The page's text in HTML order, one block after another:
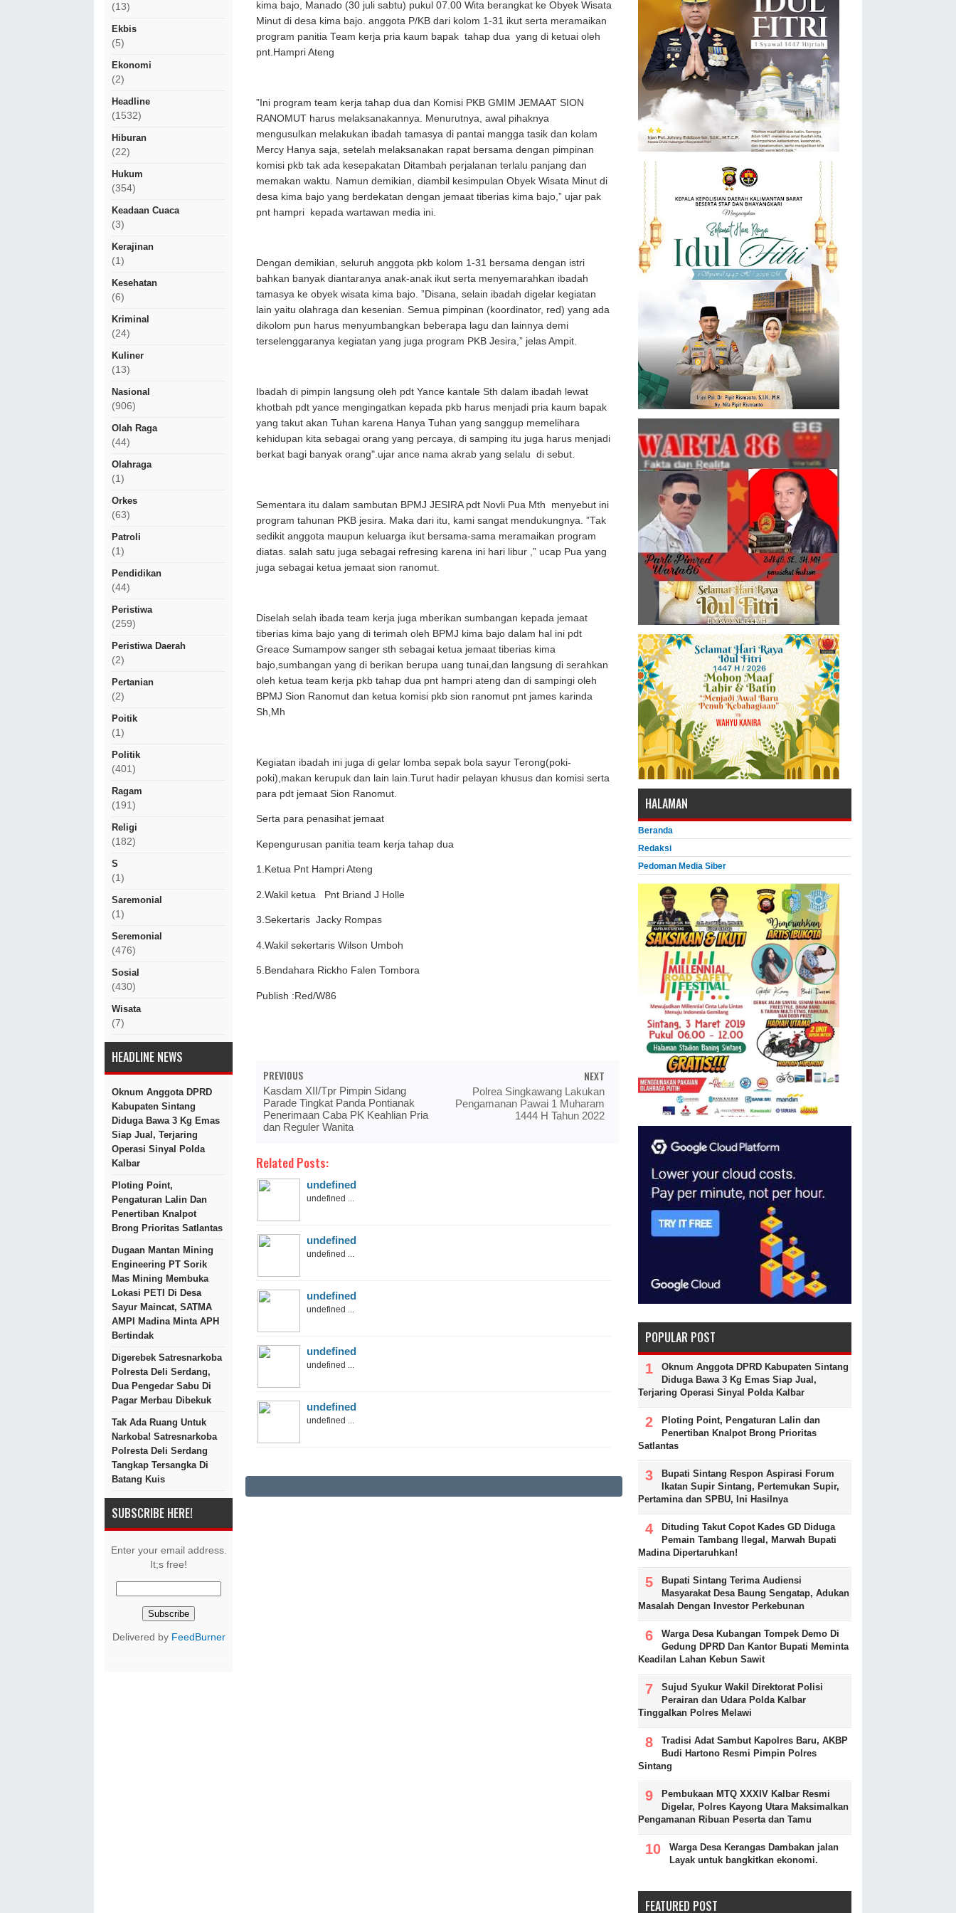
(13)
Ekbis
(5)
Ekonomi
(2)
Headline
(1532)
Hiburan
(22)
Hukum
(354)
Keadaan Cuaca
(3)
Kerajinan
(1)
Kesehatan
(6)
Kriminal
(24)
Kuliner
(13)
Nasional
(906)
Olah Raga
(44)
Olahraga
(1)
Orkes
(63)
Patroli
(1)
Pendidikan
(44)
Peristiwa
(259)
Peristiwa Daerah
(2)
Pertanian
(2)
Poitik
(1)
Politik
(401)
Ragam
(191)
Religi
(182)
S
(1)
Saremonial
(1)
Seremonial
(476)
Sosial
(430)
Wisata
(7)
HEADLINE NEWS
Oknum Anggota DPRD
Kabupaten Sintang
Diduga Bawa 3 Kg Emas
Siap Jual, Terjaring
Operasi Sinyal Polda
Kalbar
Ploting Point,
Pengaturan Lalin Dan
Penertiban Knalpot
Brong Prioritas Satlantas
Dugaan Mantan Mining
Engineering PT Sorik
Mas Mining Membuka
Lokasi PETI Di Desa
Sayur Maincat, SATMA
AMPI Madina Minta APH
Bertindak
Digerebek Satresnarkoba
Polresta Deli Serdang,
Dua Pengedar Sabu Di
Pagar Merbau Dibekuk
Tak Ada Ruang Untuk
Narkoba! Satresnarkoba
Polresta Deli Serdang
Tangkap Tersangka Di
Batang Kuis
SUBSCRIBE HERE!
Enter your email address.
It;s free!
Delivered by FeedBurner
kima bajo, Manado (30 juli sabtu) pukul 07.00 Wita berangkat ke Obyek Wisata
Minut di desa kima bajo. anggota P/KB dari kolom 1-31 ikut serta meramaikan
program panitia Team kerja pria kaum bapak tahap dua yang di ketuai oleh
pnt.Hampri Ateng
”Ini program team kerja tahap dua dan Komisi PKB GMIM JEMAAT SION
RANOMUT harus melaksanakannya. Menurutnya, awal pihaknya
mengusulkan melakukan ibadah tamasya di pantai mangga tasik dan kolam
Mercy Hanya saja, setelah melaksanakan rapat bersama dengan pimpinan
komisi pkb tak ada kesepakatan Ditambah perjalanan terlalu panjang dan
memakan waktu. Namun demikian, diambil kesimpulan Obyek Wisata Minut di
desa kima bajo yang berdekatan dengan jemaat tiberias kima bajo,” ujar pak
pnt hampri kepada wartawan media ini.
Dengan demikian, seluruh anggota pkb kolom 1-31 bersama dengan istri
bahkan banyak diantaranya anak-anak ikut serta menyemarahkan ibadah
tamasya ke obyek wisata kima bajo. ”Disana, selain ibadah digelar kegiatan
lain yaitu olahraga dan kesenian. Semua pimpinan (koordinator, red) yang ada
dikolom pun harus menyumbangkan beberapa lagu dan lainnya demi
terselenggaranya kegiatan yang juga program PKB Jesira,” jelas Ampit.
Ibadah di pimpin langsung oleh pdt Yance kantale Sth dalam ibadah lewat
khotbah pdt yance mengingatkan kepada pkb harus menjadi pria kaum bapak
yang takut akan Tuhan karena Hanya Tuhan yang sanggup memelihara
kehidupan kita sebagai orang yang percaya, di samping itu juga harus menjadi
berkat bagi banyak orang".ujar ance nama akrab yang selalu di sebut.
Sementara itu dalam sambutan BPMJ JESIRA pdt Novli Pua Mth menyebut ini
program tahunan PKB jesira. Maka dari itu, kami sangat mendukungnya. ”Tak
sedikit anggota maupun keluarga ikut bersama-sama meramaikan program
diatas. salah satu juga sebagai refresing karena ini hari libur ,” ucap Pua yang
juga sebagai ketua jemaat sion ranomut.
Diselah selah ibada team kerja juga mberikan sumbangan kepada jemaat
tiberias kima bajo yang di terimah oleh BPMJ kima bajo dalam hal ini pdt
Greace Sumampow sanger sth sebagai ketua jemaat tiberias kima
bajo,sumbangan yang di berikan berupa uang tunai,dan langsung di serahkan
oleh ketua team kerja pkb tahap dua pnt hampri ateng dan di sampingi oleh
BPMJ Sion Ranomut dan ketua komisi pkb sion ranomut pnt james karinda
Sh,Mh
Kegiatan ibadah ini juga di gelar lomba sepak bola sayur Terong(poki-
poki),makan kerupuk dan lain lain.Turut hadir pelayan khusus dan komisi serta
para pdt jemaat Sion Ranomut.
Serta para penasihat jemaat
Kepengurusan panitia team kerja tahap dua
1.Ketua Pnt Hampri Ateng
2.Wakil ketua Pnt Briand J Holle
3.Sekertaris Jacky Rompas
4.Wakil sekertaris Wilson Umboh
5.Bendahara Rickho Falen Tombora
Publish :Red/W86
PREVIOUS
Kasdam XII/Tpr Pimpin Sidang
Parade Tingkat Panda Pontianak
Penerimaan Caba PK Keahlian Pria
dan Reguler Wanita
NEXT
Polrea Singkawang Lakukan
Pengamanan Pawai 1 Muharam
1444 H Tahun 2022
Related Posts:
undefined
undefined ...
undefined
undefined ...
undefined
undefined ...
undefined
undefined ...
undefined
undefined ...
HALAMAN
Beranda
Redaksi
Pedoman Media Siber
POPULAR POST
Oknum Anggota DPRD Kabupaten Sintang
Diduga Bawa 3 Kg Emas Siap Jual,
Terjaring Operasi Sinyal Polda Kalbar
Ploting Point, Pengaturan Lalin dan
Penertiban Knalpot Brong Prioritas
Satlantas
Bupati Sintang Respon Aspirasi Forum
Ikatan Supir Sintang, Pertemukan Supir,
Pertamina dan SPBU, Ini Hasilnya
Dituding Takut Copot Kades GD Diduga
Pemain Tambang Ilegal, Marwah Bupati
Madina Dipertaruhkan!
Bupati Sintang Terima Audiensi
Masyarakat Desa Baung Sengatap, Adukan
Masalah Dengan Investor Perkebunan
Warga Desa Kubangan Tompek Demo Di
Gedung DPRD Dan Kantor Bupati Meminta
Keadilan Lahan Kebun Sawit
Sujud Syukur Wakil Direktorat Polisi
Perairan dan Udara Polda Kalbar
Tinggalkan Polres Melawi
Tradisi Adat Sambut Kapolres Baru, AKBP
Budi Hartono Resmi Pimpin Polres
Sintang
Pembukaan MTQ XXXIV Kalbar Resmi
Digelar, Polres Kayong Utara Maksimalkan
Pengamanan Ribuan Peserta dan Tamu
Warga Desa Kerangas Dambakan jalan
Layak untuk bangkitkan ekonomi.
FEATURED POST